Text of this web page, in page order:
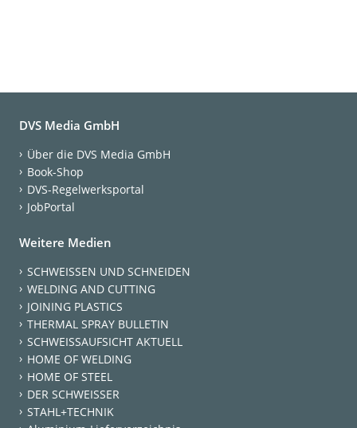
DVS Media GmbH
Über die DVS Media GmbH
Book-Shop
DVS-Regelwerksportal
JobPortal
Weitere Medien
SCHWEISSEN UND SCHNEIDEN
WELDING AND CUTTING
JOINING PLASTICS
THERMAL SPRAY BULLETIN
SCHWEISSAUFSICHT AKTUELL
HOME OF WELDING
HOME OF STEEL
DER SCHWEISSER
STAHL+TECHNIK